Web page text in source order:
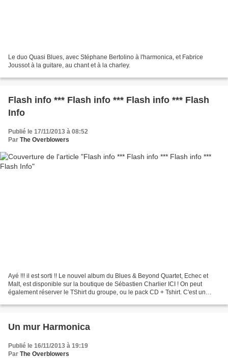
Le duo Quasi Blues, avec Stéphane Bertolino à l'harmonica, et Fabrice
Joussot à la guitare, au chant et à la charley.
Flash info *** Flash info *** Flash info *** Flash
Info
Publié le 17/11/2013 à 08:52
Par The Overblowers
Ayé !!! il est sorti !! Le nouvel album du Blues & Beyond Quartet, Echec et
Malt, est disponible sur la boutique de Sébastien Charlier ICI ! On peut
également réserver le TShirt du groupe, ou le pack CD + Tshirt. C'est un
Un mur Harmonica
Publié le 16/11/2013 à 19:19
Par The Overblowers